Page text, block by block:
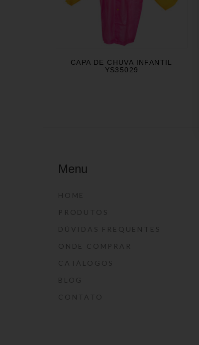
CAPA DE CHUVA INFANTIL
YS35029
Menu
HOME
PRODUTOS
DÚVIDAS FREQUENTES
ONDE COMPRAR
CATÁLOGOS
BLOG
CONTATO